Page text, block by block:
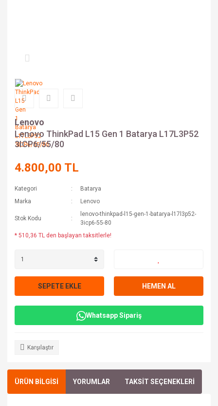
Lenovo
Lenovo ThinkPad L15 Gen 1 Batarya L17L3P52
3ICP6/55/80
4.800,00 TL
Kategori
Batarya
Marka
Lenovo
Stok Kodu
lenovo-thinkpad-l15-gen-1-batarya-l17l3p52-
3icp6-55-80
* 510,36 TL den başlayan taksitlerle!
SEPETE EKLE HEMEN AL
Whatsapp Sipariş
Karşılaştır
ÜRÜN BİLGİSİ YORUMLAR TAKSİT SEÇENEKLERİ